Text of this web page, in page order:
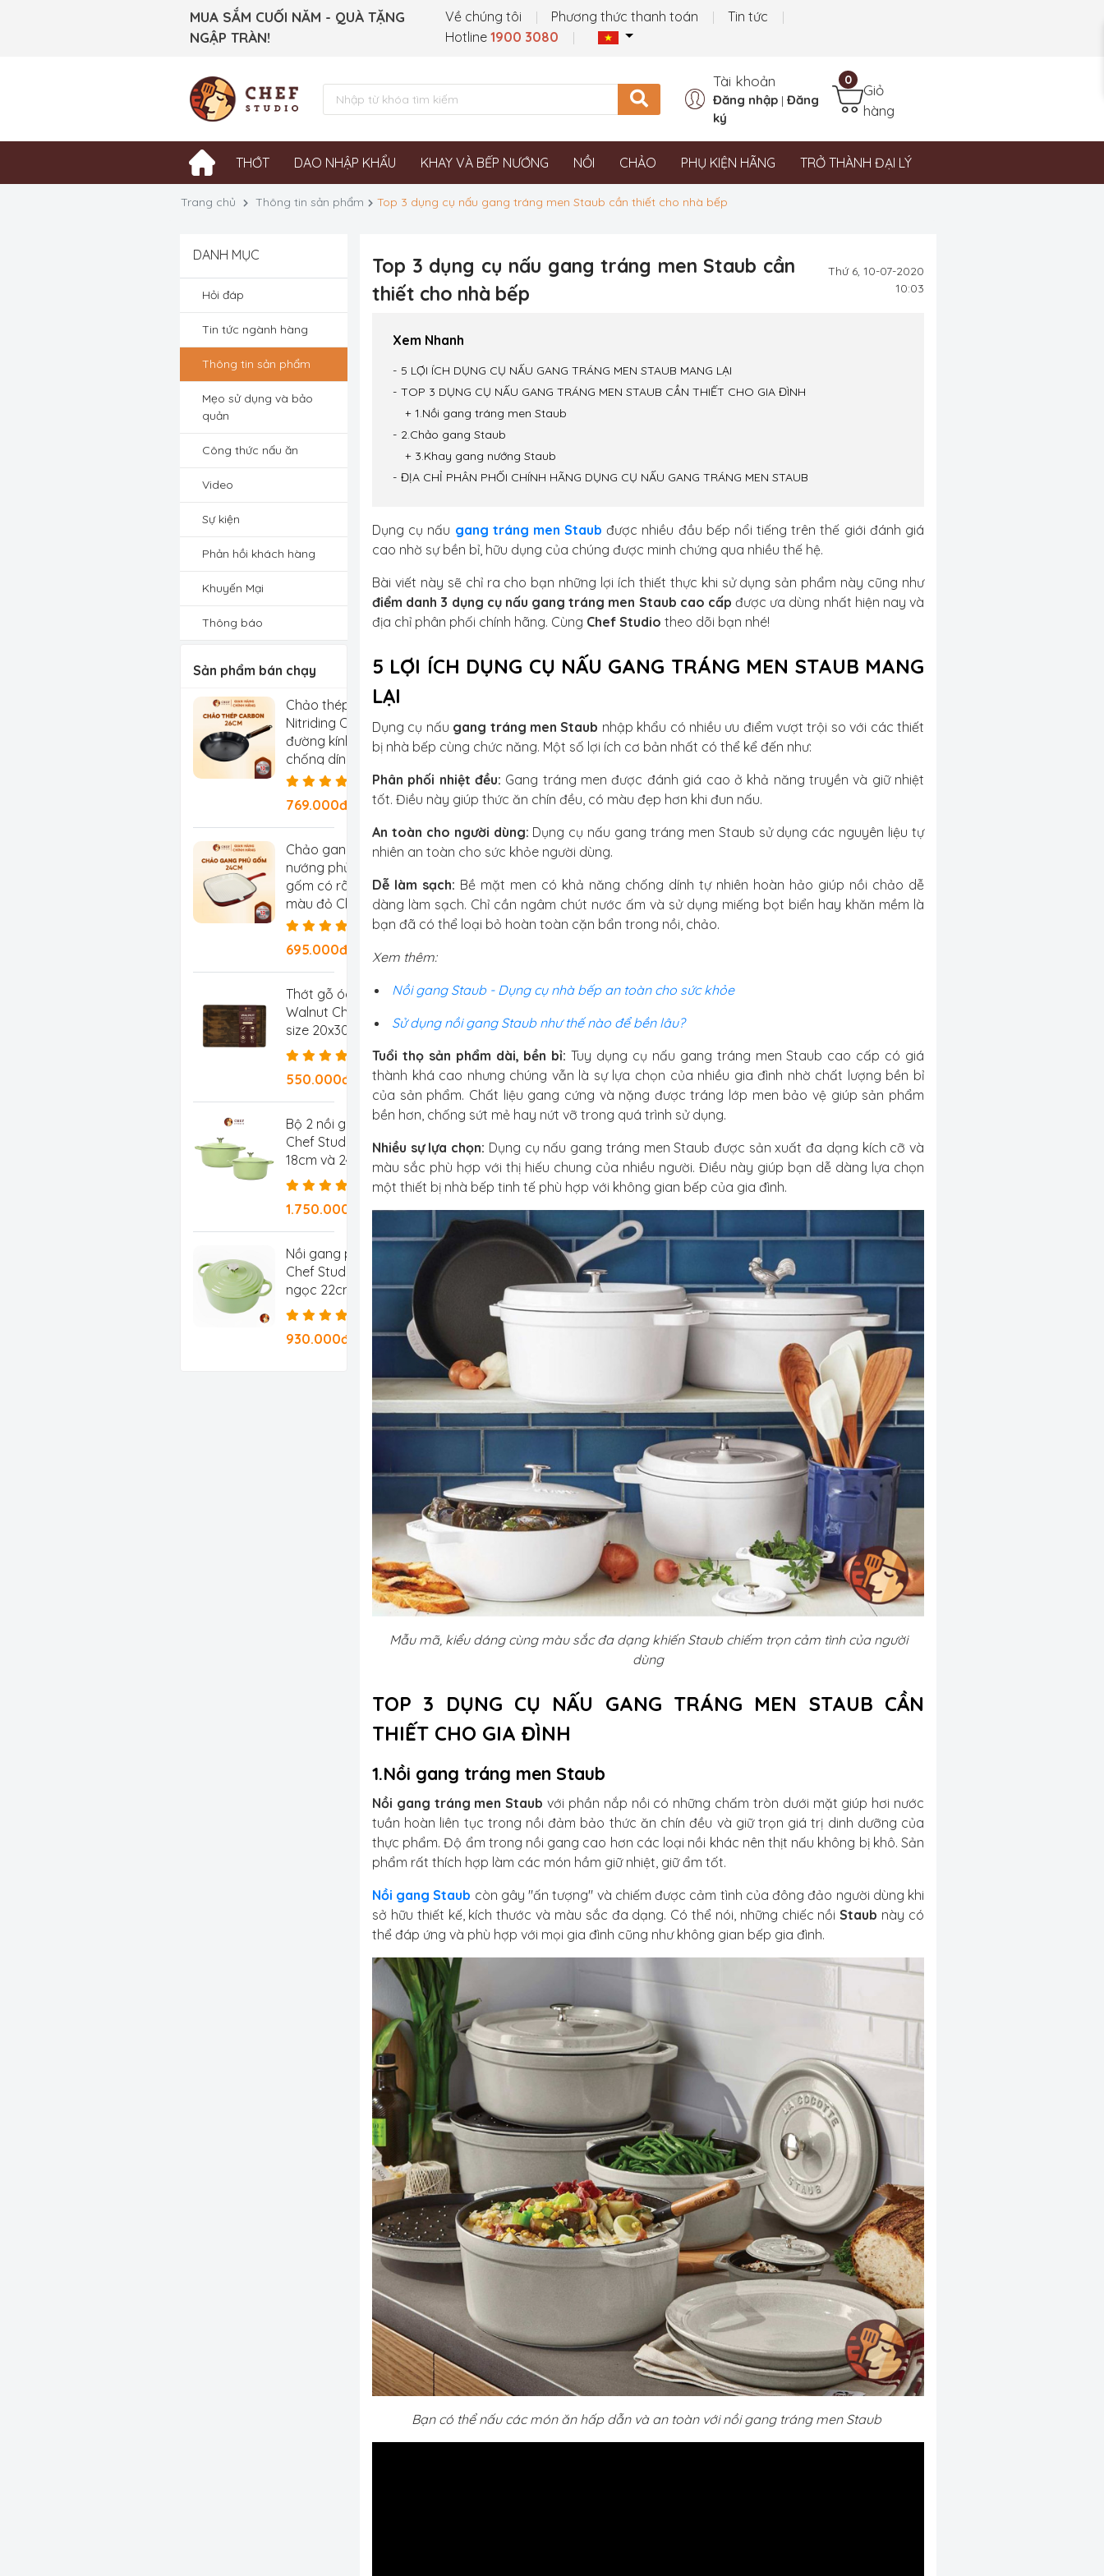
MUA SẮM CUỐI NĂM - QUÀ TẶNG
NGẬP TRÀN!
Về chúng tôi Phương thức thanh toán
Tin tức
Hotline1900 3080
Tài khoản
Đăng nhập| Đăng
ký
Giỏ
hàng
0
THỚT DAO NHẬP KHẨU KHAY VÀ BẾP NƯỚNG NỒI CHẢO PHỤ KIỆN HÃNG TRỞ THÀNH ĐẠI LÝ
Trang chủ Thông tin sản phẩm Top 3 dụng cụ nấu gang tráng men Staub cần thiết cho nhà bếp
DANH MỤC
Hỏi đáp
Tin tức ngành hàng
Thông tin sản phẩm
Mẹo sử dụng và bảo
quản
Công thức nấu ăn
Video
Sự kiện
Phản hồi khách hàng
Khuyến Mại
Thông báo
Sản phẩm bán chạy
Chảo thép Carbon
Nitriding Chef Studio
đường kính 26 cm,
chống dính tự nhiên,
chống rỉ, chống xước
769.000đ/Chiếc
Chảo gang
nướng phủ
gốm có rãnh
màu đỏ Chef
Studio, đường
695.000đ/
Thớt gỗ óc chó
Walnut Chef Studio
size 20x30x2.5cm
550.000đ/Chiếc
Bộ 2 nồi gang tráng men
Chef Studio xanh ngọc
18cm và 24cm
1.750.000đ/Combo
Nồi gang phủ gốm
Chef Studio xanh
ngọc 22cm 3.3L
930.000đ/Chiếc
Top 3 dụng cụ nấu gang tráng men Staub cần
thiết cho nhà bếp
Thứ 6, 10-07-2020
10:03
Xem Nhanh
5 LỢI ÍCH DỤNG CỤ NẤU GANG TRÁNG MEN STAUB MANG LẠI
TOP 3 DỤNG CỤ NẤU GANG TRÁNG MEN STAUB CẦN THIẾT CHO GIA ĐÌNH
1.Nồi gang tráng men Staub
2.Chảo gang Staub
3.Khay gang nướng Staub
ĐỊA CHỈ PHÂN PHỐI CHÍNH HÃNG DỤNG CỤ NẤU GANG TRÁNG MEN STAUB
Dụng cụ nấu gang tráng men Staub được nhiều đầu bếp nổi tiếng trên thế giới đánh giá
cao nhờ sự bền bỉ, hữu dụng của chúng được minh chứng qua nhiều thế hệ.
Bài viết này sẽ chỉ ra cho bạn những lợi ích thiết thực khi sử dụng sản phẩm này cũng như
điểm danh 3 dụng cụ nấu gang tráng men Staub cao cấp được ưa dùng nhất hiện nay và
địa chỉ phân phối chính hãng. Cùng Chef Studio theo dõi bạn nhé!
5 LỢI ÍCH DỤNG CỤ NẤU GANG TRÁNG MEN STAUB MANG
LẠI
Dụng cụ nấu gang tráng men Staub nhập khẩu có nhiều ưu điểm vượt trội so với các thiết
bị nhà bếp cùng chức năng. Một số lợi ích cơ bản nhất có thể kể đến như:
Phân phối nhiệt đều: Gang tráng men được đánh giá cao ở khả năng truyền và giữ nhiệt
tốt. Điều này giúp thức ăn chín đều, có màu đẹp hơn khi đun nấu.
An toàn cho người dùng: Dụng cụ nấu gang tráng men Staub sử dụng các nguyên liệu tự
nhiên an toàn cho sức khỏe người dùng.
Dễ làm sạch: Bề mặt men có khả năng chống dính tự nhiên hoàn hảo giúp nồi chảo dễ
dàng làm sạch. Chỉ cần ngâm chút nước ấm và sử dụng miếng bọt biển hay khăn mềm là
bạn đã có thể loại bỏ hoàn toàn cặn bẩn trong nồi, chảo.
Xem thêm:
Nồi gang Staub - Dụng cụ nhà bếp an toàn cho sức khỏe
Sử dụng nồi gang Staub như thế nào để bền lâu?
Tuổi thọ sản phẩm dài, bền bỉ:Tuy dụng cụ nấu gang tráng men Staub cao cấp có giá
thành khá cao nhưng chúng vẫn là sự lựa chọn của nhiều gia đình nhờ chất lượng bền bỉ
của sản phẩm. Chất liệu gang cứng và nặng được tráng lớp men bảo vệ giúp sản phẩm
bền hơn, chống sứt mẻ hay nứt vỡ trong quá trình sử dụng.
Nhiều sự lựa chọn: Dụng cụ nấu gang tráng men Staub được sản xuất đa dạng kích cỡ và
màu sắc phù hợp với thị hiếu chung của nhiều người. Điều này giúp bạn dễ dàng lựa chọn
một thiết bị nhà bếp tinh tế phù hợp với không gian bếp của gia đình.
Mẫu mã, kiểu dáng cùng màu sắc đa dạng khiến Staub chiếm trọn cảm tình của người
dùng
TOP 3 DỤNG CỤ NẤU GANG TRÁNG MEN STAUB CẦN
THIẾT CHO GIA ĐÌNH
1.Nồi gang tráng men Staub
Nồi gang tráng men Staub với phần nắp nồi có những chấm tròn dưới mặt giúp hơi nước
tuần hoàn liên tục trong nồi đảm bảo thức ăn chín đều và giữ trọn giá trị dinh dưỡng của
thực phẩm. Độ ẩm trong nồi gang cao hơn các loại nồi khác nên thịt nấu không bị khô. Sản
phẩm rất thích hợp làm các món hầm giữ nhiệt, giữ ẩm tốt.
Nồi gang Staub còn gây "ấn tượng" và chiếm được cảm tình của đông đảo người dùng khi
sở hữu thiết kế, kích thước và màu sắc đa dạng. Có thể nói, những chiếc nồiStaub này có
thể đáp ứng và phù hợp với mọi gia đình cũng như không gian bếp gia đình.
Bạn có thể nấu các món ăn hấp dẫn và an toàn với nồi gang tráng men Staub